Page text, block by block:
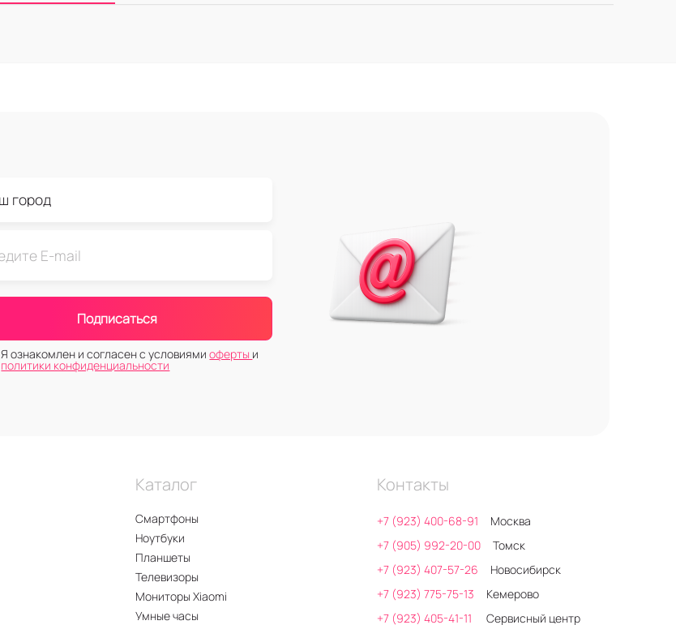
Подписаться
Я ознакомлен и согласен с условиямиоферты и
политики конфиденциальности
Каталог
Смартфоны
Ноутбуки
Планшеты
Телевизоры
Мониторы Xiaomi
Умные часы
Контакты
+7 (923) 400-68-91
Москва
+7 (905) 992-20-00
Томск
+7 (923) 407-57-26
Новосибирск
+7 (923) 775-75-13
Кемерово
+7 (923) 405-41-11
Сервисный центр